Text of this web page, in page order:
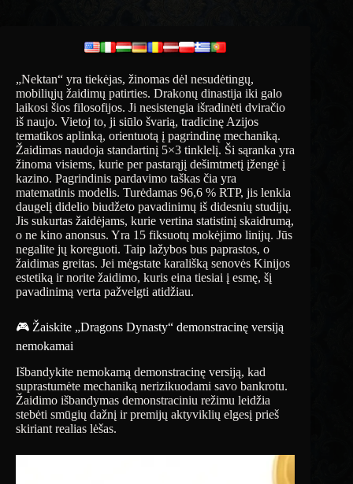
„Nektan“ yra tiekėjas, žinomas dėl nesudėtingų,
mobiliųjų žaidimų patirties. Drakonų dinastija iki galo
laikosi šios filosofijos. Ji nesistengia išradinėti dviračio
iš naujo. Vietoj to, ji siūlo švarią, tradicinę Azijos
tematikos aplinką, orientuotą į pagrindinę mechaniką.
Žaidimas naudoja standartinį 5×3 tinklelį. Ši sąranka yra
žinoma visiems, kurie per pastarąjį dešimtmetį įžengė į
kazino. Pagrindinis pardavimo taškas čia yra
matematinis modelis. Turėdamas 96,6 % RTP, jis lenkia
daugelį didelio biudžeto pavadinimų iš didesnių studijų.
Jis sukurtas žaidėjams, kurie vertina statistinį skaidrumą,
o ne kino anonsus. Yra 15 fiksuotų mokėjimo linijų. Jūs
negalite jų koreguoti. Taip lažybos bus paprastos, o
žaidimas greitas. Jei mėgstate karališką senovės Kinijos
estetiką ir norite žaidimo, kuris eina tiesiai į esmę, šį
pavadinimą verta pažvelgti atidžiau.
🎮 Žaiskite „Dragons Dynasty“ demonstracinę versiją
nemokamai
Išbandykite nemokamą demonstracinę versiją, kad
suprastumėte mechaniką nerizikuodami savo bankrotu.
Žaidimo išbandymas demonstraciniu režimu leidžia
stebėti smūgių dažnį ir premijų aktyviklių elgesį prieš
skiriant realias lėšas.